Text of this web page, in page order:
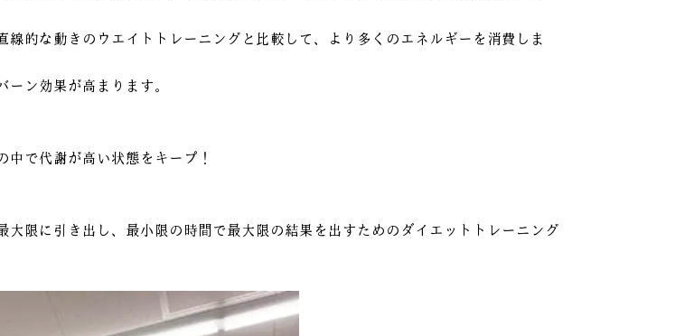
的な動きのウエイトトレーニングと比較して、より多くのエネルギーを消費しま
ン効果が高まります。
で代謝が高い状態をキープ！
限に引き出し、最小限の時間で最大限の結果を出すためのダイエットトレーニング